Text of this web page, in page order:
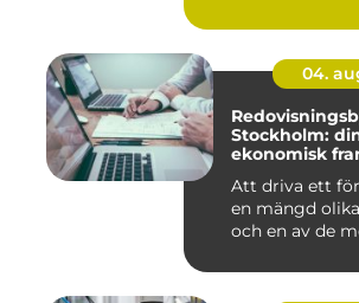
04.
Stockholm:
ekonomisk
Att driva ett
en mängd
och en av de